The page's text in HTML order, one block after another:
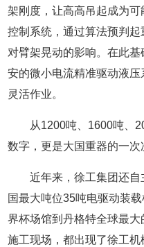
架刚度，让高高吊起成为
控制系统，通过算法预判
对臂架晃动的影响。在此
安的微小电流精准驱动液
灵活作业。
从1200吨、1600吨、
数字，更是大国重器的一次
近年来，徐工集团还
国最大吨位35吨电驱动装
界杯场馆到丹格特全球最
施工现场，都出现了徐工